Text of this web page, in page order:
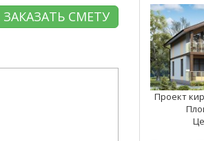
ЗАКАЗАТЬ СМЕТУ
Проект